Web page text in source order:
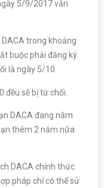
5/9/2017 vẫn
trong khoảng
buộc phải đăng ký
là ngày 5/10.
đều sẽ bị từ chối.
DACA đang nằm
thêm 2 năm nữa
DACA chính thức
pháp chỉ có thể sử